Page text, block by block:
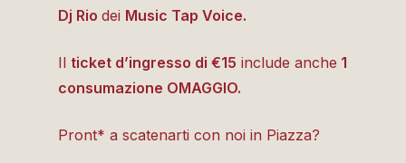
Dj Rio dei Music Tap Voice.
Il ticket d’ingresso di €15 include anche 1
consumazione OMAGGIO.
Pront* a scatenarti con noi in Piazza?